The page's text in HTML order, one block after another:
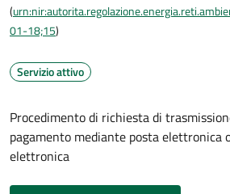
(
01-18;15)
Servizio attivo
Procedimento di richiesta di
pagamento mediante posta elettronica
elettronica